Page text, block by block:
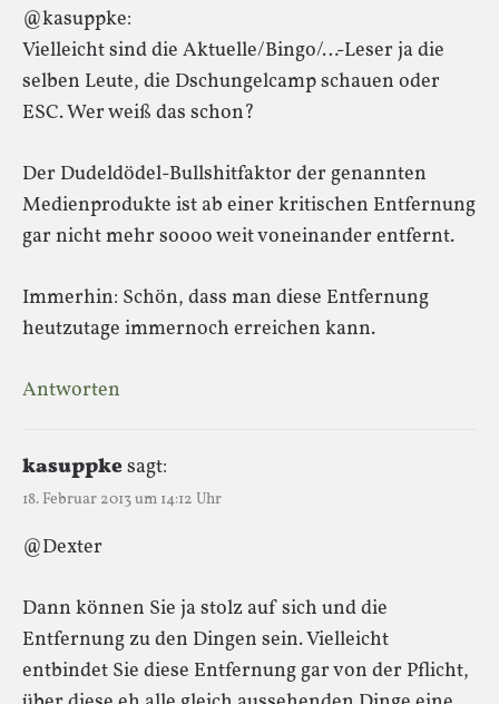
@kasuppke:
Vielleicht sind die Aktuelle/Bingo/…-Leser ja die
selben Leute, die Dschungelcamp schauen oder
ESC. Wer weiß das schon?
Der Dudeldödel-Bullshitfaktor der genannten
Medienprodukte ist ab einer kritischen Entfernung
gar nicht mehr soooo weit voneinander entfernt.
Immerhin: Schön, dass man diese Entfernung
heutzutage immernoch erreichen kann.
Antworten
kasuppkesagt:
18. Februar 2013 um 14:12 Uhr
@Dexter
Dann können Sie ja stolz auf sich und die
Entfernung zu den Dingen sein. Vielleicht
entbindet Sie diese Entfernung gar von der Pflicht,